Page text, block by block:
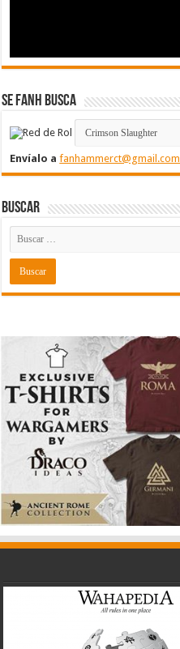
Se FanH Busca
Envíalo afanhammerct@gmail.com
Buscar